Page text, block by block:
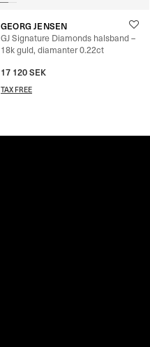
GEORG JENSEN
GJ Signature Diamonds halsband –
18k guld, diamanter 0.22ct
17 120SEK
TAX FREE